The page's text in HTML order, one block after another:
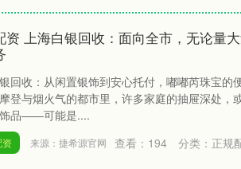
资 上海白银回收：面向全市，无论量
回收：从闲置银饰到安心托付，嘟嘟芮珠宝的
登与烟火气的都市里，许多家庭的抽屉深处，
品——可能是....
资 来源：捷希源官网 查看： 194 分类： 正规